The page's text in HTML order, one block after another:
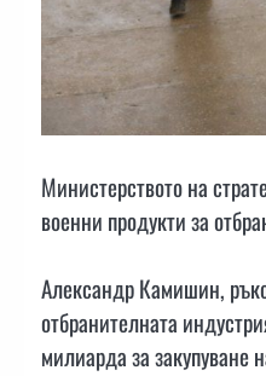
Министерството на
военни продукти за
Александр Камишин,
отбранителната
милиарда за закупуване